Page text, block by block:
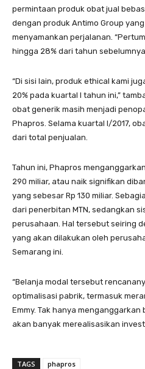
permintaan produk obat jual
dengan produk Antimo Group
menyamankan perjalanan.
hingga 28% dari tahun
“Di sisi lain, produk ethical kami
20% pada kuartal I tahun ini,”
obat generik masih menjadi
Phapros. Selama kuartal I/2017,
dari total penjualan.
Tahun ini, Phapros
290 miliar, atau naik signifikan
yang sebesar Rp 130 miliar.
dari penerbitan MTN, sedangkan
perusahaan. Hal tersebut seiring
yang akan dilakukan oleh
Semarang ini.
“Belanja modal tersebut
optimalisasi pabrik, termasuk
Emmy. Tak hanya
akan banyak merealisasikan
TAGS phapros